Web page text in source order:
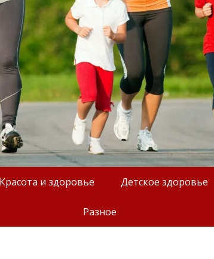
Красота и здоровье Детское здоровье
Разное